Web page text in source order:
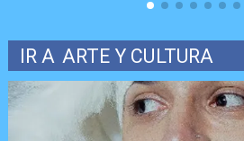
IR A ARTE Y CULTURA